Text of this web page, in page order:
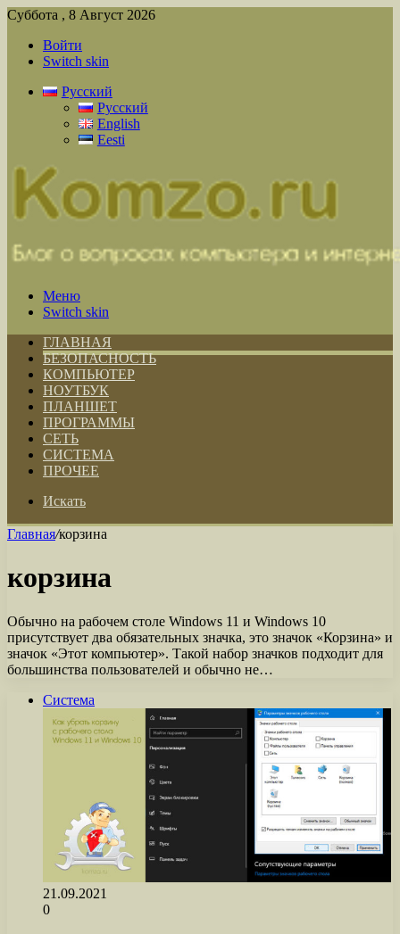
Суббота , 8 Август 2026
Войти
Switch skin
Русский
Русский
English
Eesti
Меню
Switch skin
ГЛАВНАЯ
БЕЗОПАСНОСТЬ
КОМПЬЮТЕР
НОУТБУК
ПЛАНШЕТ
ПРОГРАММЫ
СЕТЬ
СИСТЕМА
ПРОЧЕЕ
Искать
Главная/корзина
корзина
Обычно на рабочем столе Windows 11 и Windows 10
присутствует два обязательных значка, это значок «Корзина» и
значок «Этот компьютер». Такой набор значков подходит для
большинства пользователей и обычно не…
Система
21.09.2021
0